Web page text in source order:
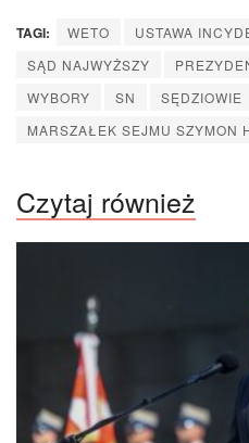
TAGI: WETO
USTAWA
SĄD NAJWYŻSZY
WYBORY
SN
SĘDZIOWIE
MARSZAŁEK SEJMU SZYMON
Czytaj również